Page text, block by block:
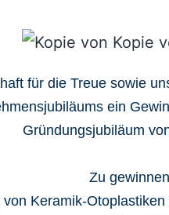
für die Treue sowie
ein
Gründungsjubiläum
Zu
Keramik-